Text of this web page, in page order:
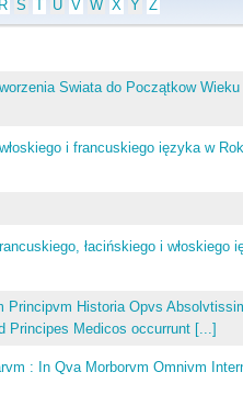
R S T U V W X Y Z
Swiata do Początkow Wieku
i francuskiego ięzyka w
łacińskiego i włoskiego
Historia Opvs
Principes Medicos occurrunt [...]
: In Qva Morborvm Omnivm